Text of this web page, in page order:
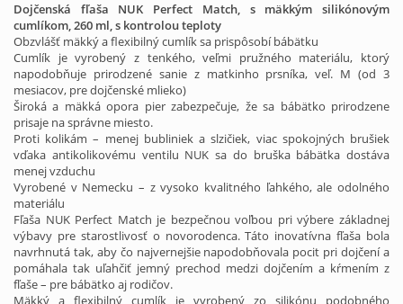
Dojčenská fľaša NUK Perfect Match, s mäkkým silikónovým
cumlíkom, 260 ml, s kontrolou teploty
Obzvlášť mäkký a flexibilný cumlík sa prispôsobí bábätku
Cumlík je vyrobený z tenkého, veľmi pružného materiálu, ktorý
napodobňuje prirodzené sanie z matkinho prsníka, veľ. M (od 3
mesiacov, pre dojčenské mlieko)
Široká a mäkká opora pier zabezpečuje, že sa bábätko prirodzene
prisaje na správne miesto.
Proti kolikám – menej bubliniek a slzičiek, viac spokojných brušiek
vďaka antikolikovému ventilu NUK sa do bruška bábätka dostáva
menej vzduchu
Vyrobené v Nemecku – z vysoko kvalitného ľahkého, ale odolného
materiálu
Fľaša NUK Perfect Match je bezpečnou voľbou pri výbere základnej
výbavy pre starostlivosť o novorodenca. Táto inovatívna fľaša bola
navrhnutá tak, aby čo najvernejšie napodobňovala pocit pri dojčení a
pomáhala tak uľahčiť jemný prechod medzi dojčením a kŕmením z
fľaše – pre bábätko aj rodičov.
Mäkký a flexibilný cumlík je vyrobený zo silikónu podobného